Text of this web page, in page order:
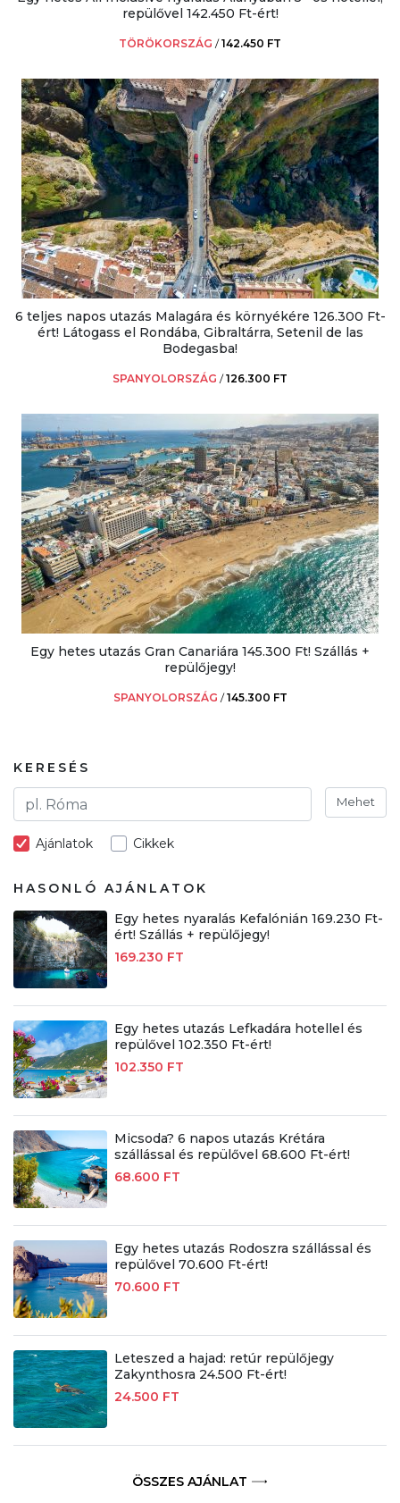
repülővel 142.450 Ft-ért!
TÖRÖKORSZÁG /142.450 FT
6 teljes napos utazás Malagára és környékére 126.300 Ft-
ért! Látogass el Rondába, Gibraltárra, Setenil de las
Bodegasba!
SPANYOLORSZÁG /126.300 FT
Egy hetes utazás Gran Canariára 145.300 Ft! Szállás +
repülőjegy!
SPANYOLORSZÁG /145.300 FT
KERESÉS
Mehet
Ajánlatok Cikkek
HASONLÓ AJÁNLATOK
Egy hetes nyaralás Kefalónián 169.230 Ft-
ért! Szállás + repülőjegy!
169.230 FT
Egy hetes utazás Lefkadára hotellel és
repülővel 102.350 Ft-ért!
102.350 FT
Micsoda? 6 napos utazás Krétára
szállással és repülővel 68.600 Ft-ért!
68.600 FT
Egy hetes utazás Rodoszra szállással és
repülővel 70.600 Ft-ért!
70.600 FT
Leteszed a hajad: retúr repülőjegy
Zakynthosra 24.500 Ft-ért!
24.500 FT
ÖSSZES AJÁNLAT